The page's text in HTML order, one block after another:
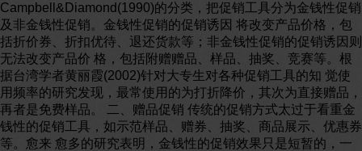
Campbell&Diamond(1990)的分类，把促销工具分为金钱性促销
及非金钱性促销。金钱性促销的促销诱因 将改变产品价格，包
括折价券、折扣优待、退还货款等；非金钱性促销的促销诱因则
无法改变产品价 格，包括附赠赠品、样品、抽奖、竞赛等。根
据台湾学者黄丽霞(2002)针对大专生对各种促销工具的知 觉使
用频率的研究发现，最常使用的为打折降价，其次为直接赠品，
再者是免费样品。 二、赠品促销 传统的促销方式太过于看重金
钱性的促销工具，如示范样品、赠券、抽奖、商品展示、优惠券
等。愈来 愈多的研究表明，金钱性的促销效果只是短暂的，一